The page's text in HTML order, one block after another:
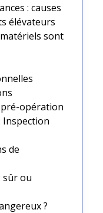
: causes
élévateurs
sont
opération
Inspection
de
sûr ou
?